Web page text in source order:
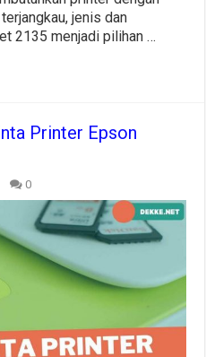
jenis dan
2135 menjadi pilihan …
Printer Epson
0